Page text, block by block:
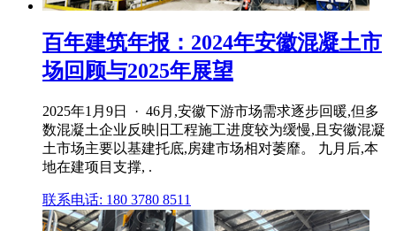
百年建筑年报：2024年安徽混凝土市
场回顾与2025年展望
2025年1月9日 · 46月,安徽下游市场需求逐步回暖,但多
数混凝土企业反映旧工程施工进度较为缓慢,且安徽混凝
土市场主要以基建托底,房建市场相对萎靡。 九月后,本
地在建项目支撑, .
联系电话: 180 3780 8511